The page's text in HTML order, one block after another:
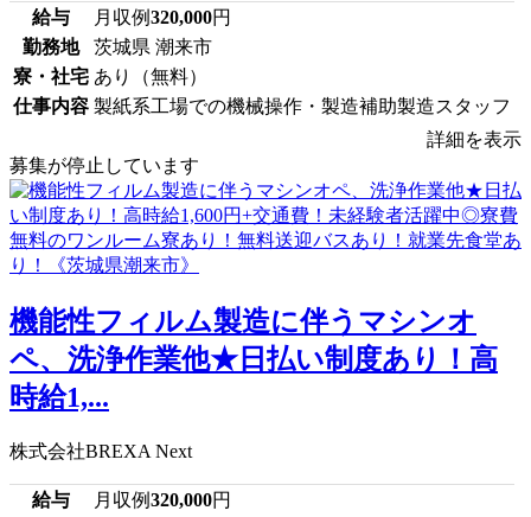
給与 月収例320,000円
勤務地
茨城県 潮来市
寮・社宅 あり（無料）
仕事内容 製紙系工場での機械操作・製造補助製造スタッフ
詳細を表示
募集が停止しています
機能性フィルム製造に伴うマシンオ
ペ、洗浄作業他★日払い制度あり！高
時給1,...
株式会社BREXA Next
給与 月収例320,000円